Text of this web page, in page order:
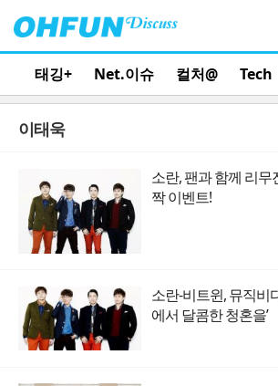
태깅+ Net.이슈 컬처@ Tech
이태욱
소란, 팬과 함께 리무
짝 이벤트!
소란-비트윈, 뮤직비
에서 달콤한 청혼을’